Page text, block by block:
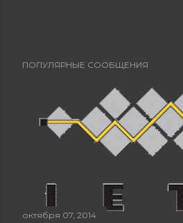
ПОПУЛЯРНЫЕ СООБЩЕНИЯ
октября 07, 2014